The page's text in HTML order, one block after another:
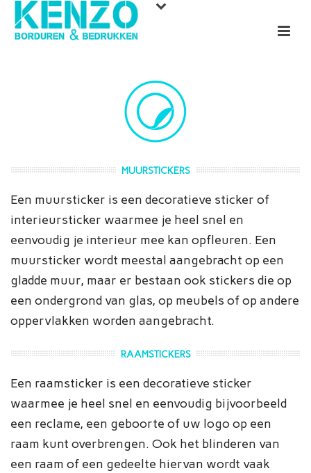
MUURSTICKERS
Een muursticker is een decoratieve sticker of
interieursticker waarmee je heel snel en
eenvoudig je interieur mee kan opfleuren. Een
muursticker wordt meestal aangebracht op een
gladde muur, maar er bestaan ook stickers die op
een ondergrond van glas, op meubels of op andere
oppervlakken worden aangebracht.
RAAMSTICKERS
Een raamsticker is een decoratieve sticker
waarmee je heel snel en eenvoudig bijvoorbeeld
een reclame, een geboorte of uw logo op een
raam kunt overbrengen. Ook het blinderen van
een raam of een gedeelte hiervan wordt vaak